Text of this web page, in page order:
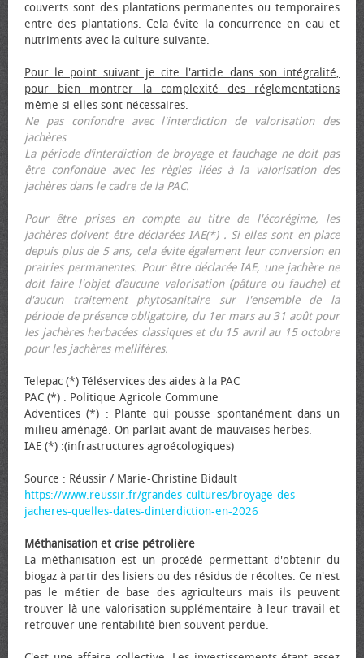
couverts sont des plantations permanentes ou temporaires
entre des plantations. Cela évite la concurrence en eau et
nutriments avec la culture suivante.
Pour le point suivant je cite l'article dans son intégralité,
pour bien montrer la complexité des réglementations
même si elles sont nécessaires.
Ne pas confondre avec l'interdiction de valorisation des
jachères
La période d’interdiction de broyage et fauchage ne doit pas
être confondue avec les règles liées à la valorisation des
jachères dans le cadre de la PAC.
Pour être prises en compte au titre de l'écorégime, les
jachères doivent être déclarées IAE(*) . Si elles sont en place
depuis plus de 5 ans, cela évite également leur conversion en
prairies permanentes. Pour être déclarée IAE, une jachère ne
doit faire l'objet d’aucune valorisation (pâture ou fauche) et
d'aucun traitement phytosanitaire sur l'ensemble de la
période de présence obligatoire, du 1er mars au 31 août pour
les jachères herbacées classiques et du 15 avril au 15 octobre
pour les jachères mellifères.
Telepac (*) Téléservices des aides à la PAC
PAC (*) : Politique Agricole Commune
Adventices (*) : Plante qui pousse spontanément dans un
milieu aménagé. On parlait avant de mauvaises herbes.
IAE (*) :(infrastructures agroécologiques)
Source : Réussir / Marie-Christine Bidault
https://www.reussir.fr/grandes-cultures/broyage-des-
jacheres-quelles-dates-dinterdiction-en-2026
Méthanisation et crise pétrolière
La méthanisation est un procédé permettant d'obtenir du
biogaz à partir des lisiers ou des résidus de récoltes. Ce n'est
pas le métier de base des agriculteurs mais ils peuvent
trouver là une valorisation supplémentaire à leur travail et
retrouver une rentabilité bien souvent perdue.